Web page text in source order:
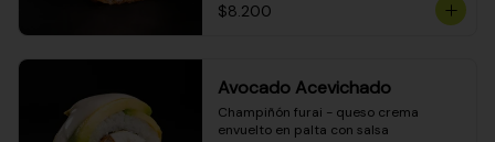
$8.200
Avocado Acevichado
Champiñón furai - queso crema
envuelto en palta con salsa